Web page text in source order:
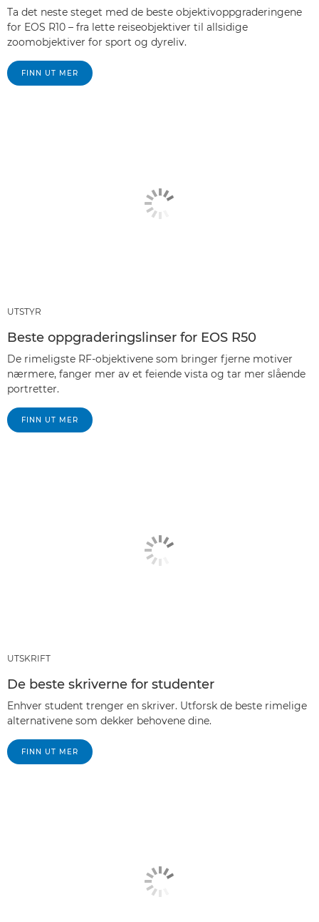
Ta det neste steget med de beste objektivoppgraderingene
for EOS R10 – fra lette reiseobjektiver til allsidige
zoomobjektiver for sport og dyreliv.
FINN UT MER
UTSTYR
Beste oppgraderingslinser for EOS R50
De rimeligste RF-objektivene som bringer fjerne motiver
nærmere, fanger mer av et feiende vista og tar mer slående
portretter.
FINN UT MER
UTSKRIFT
De beste skriverne for studenter
Enhver student trenger en skriver. Utforsk de beste rimelige
alternativene som dekker behovene dine.
FINN UT MER